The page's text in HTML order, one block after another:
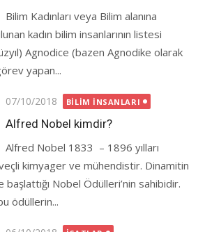
Bilim Kadınları veya Bilim alanına
kadın bilim insanlarının listesi
Agnodice (bazen Agnodike olarak
yapan...
Posted
on
07/10/2018 BILIM İNSANLARI
Alfred Nobel kimdir?
Alfred Nobel 1833 – 1896 yılları
kimyager ve mühendistir. Dinamitin
Nobel Ödülleri’nin sahibidir.
ödüllerin...